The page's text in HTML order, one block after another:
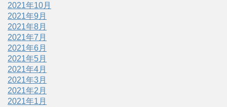
2021年10月
2021年9月
2021年8月
2021年7月
2021年6月
2021年5月
2021年4月
2021年3月
2021年2月
2021年1月